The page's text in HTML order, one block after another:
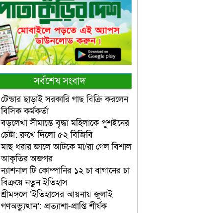
সর্বশেষ সংবাদ
টেন্ডার ছাড়াই সরকারি গাছ বিক্রি করলেন
বিসিক কর্মকর্তা
বড়লেখা সীমান্তে বৃদ্ধা মহিলাকে পুশইনের
চেষ্টা: রুখে দিলো ৫২ বিজিবি
মাছ ধরার জালে আটকে মা/রা গেল বিশাল
আকৃতির অজগর
ন্যাশনাল টি কোম্পানির ১২ চা বাগানের চা
বিক্রয়ে নতুন ইতিহাস
শ্রীমঙ্গলে ‘ইতিহাসের আয়নায় জুলাই
গণঅভ্যুত্থান’: প্রত্যাশা-প্রাপ্তি শীর্ষক